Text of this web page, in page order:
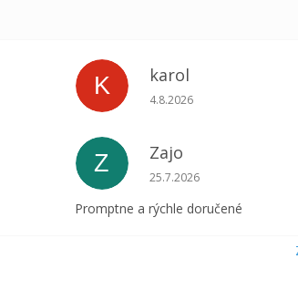
K karol
Hodnotenie obchodu je 5
4.8.2026
Z Zajo
Hodnotenie obchodu je 5
25.7.2026
Promptne a rýchle doručené